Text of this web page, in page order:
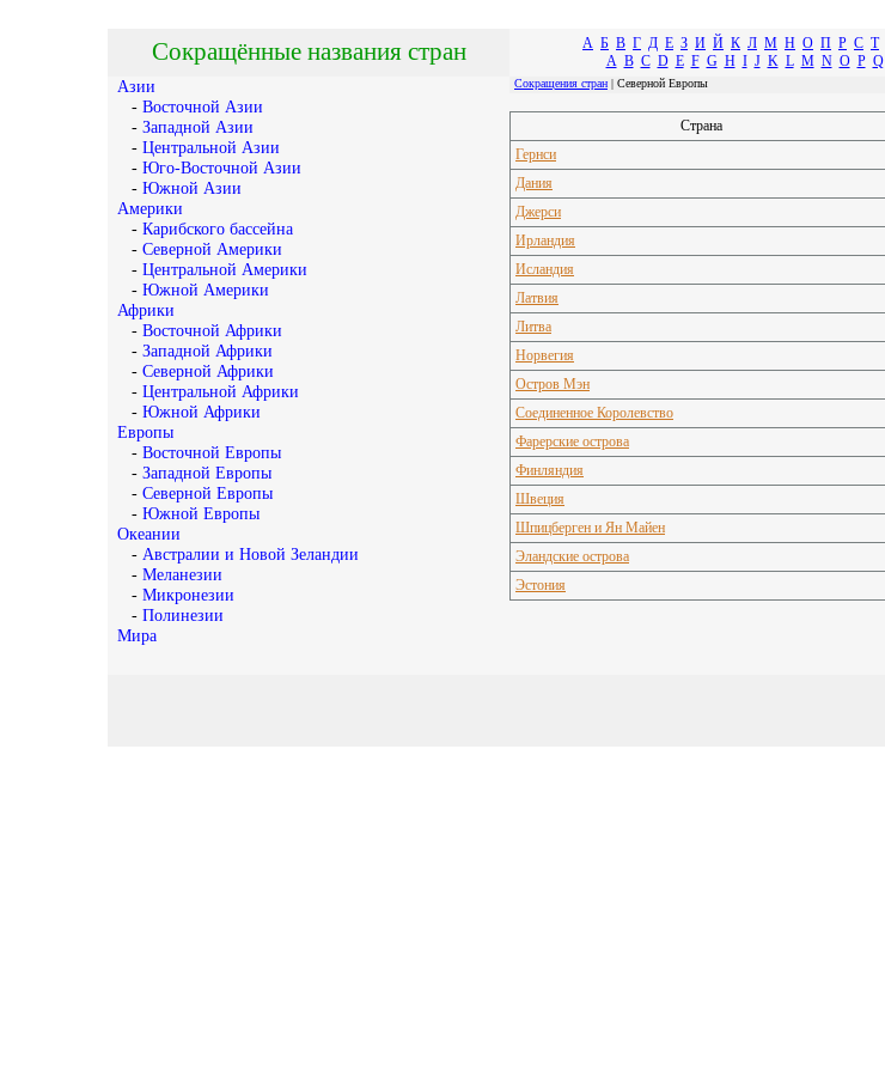
А Б В Г Д Е З И Й К Л М Н О П Р С Т
A B C D E F G H I J K L M N O P Q
Сокращения стран | Северной Европы
Страна
Гернси
Дания
Джерси
Ирландия
Исландия
Латвия
Литва
Норвегия
Остров Мэн
Соединенное Королевство
Фарерские острова
Финляндия
Швеция
Шпицберген и Ян Майен
Эландские острова
Эстония
Сокращённые названия стран
Азии
- Восточной Азии
- Западной Азии
- Центральной Азии
- Юго-Восточной Азии
- Южной Азии
Америки
- Карибского бассейна
- Северной Америки
- Центральной Америки
- Южной Америки
Африки
- Восточной Африки
- Западной Африки
- Северной Африки
- Центральной Африки
- Южной Африки
Европы
- Восточной Европы
- Западной Европы
- Северной Европы
- Южной Европы
Океании
- Австралии и Новой Зеландии
- Меланезии
- Микронезии
- Полинезии
Мира